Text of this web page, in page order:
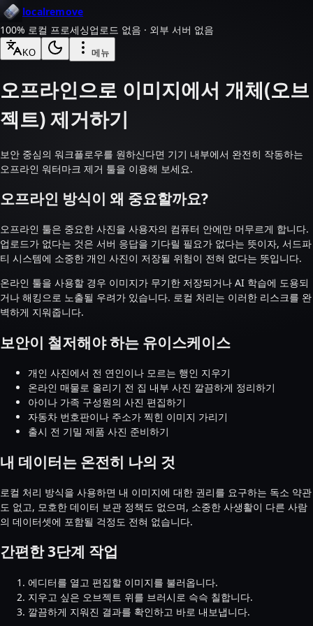
localremove
100% 로컬 프로세싱업로드 없음 · 외부 서버 없음
KO 메뉴
오프라인으로 이미지에서 개체(오브
젝트) 제거하기
보안 중심의 워크플로우를 원하신다면 기기 내부에서 완전히 작동하는
오프라인 워터마크 제거 툴을 이용해 보세요.
오프라인 방식이 왜 중요할까요?
오프라인 툴은 중요한 사진을 사용자의 컴퓨터 안에만 머무르게 합니다.
업로드가 없다는 것은 서버 응답을 기다릴 필요가 없다는 뜻이자, 서드파
티 시스템에 소중한 개인 사진이 저장될 위험이 전혀 없다는 뜻입니다.
온라인 툴을 사용할 경우 이미지가 무기한 저장되거나 AI 학습에 도용되
거나 해킹으로 노출될 우려가 있습니다. 로컬 처리는 이러한 리스크를 완
벽하게 지워줍니다.
보안이 철저해야 하는 유이스케이스
개인 사진에서 전 연인이나 모르는 행인 지우기
온라인 매물로 올리기 전 집 내부 사진 깔끔하게 정리하기
아이나 가족 구성원의 사진 편집하기
자동차 번호판이나 주소가 찍힌 이미지 가리기
출시 전 기밀 제품 사진 준비하기
내 데이터는 온전히 나의 것
로컬 처리 방식을 사용하면 내 이미지에 대한 권리를 요구하는 독소 약관
도 없고, 모호한 데이터 보관 정책도 없으며, 소중한 사생활이 다른 사람
의 데이터셋에 포함될 걱정도 전혀 없습니다.
간편한 3단계 작업
에디터를 열고 편집할 이미지를 불러옵니다.
지우고 싶은 오브젝트 위를 브러시로 슥슥 칠합니다.
깔끔하게 지워진 결과를 확인하고 바로 내보냅니다.